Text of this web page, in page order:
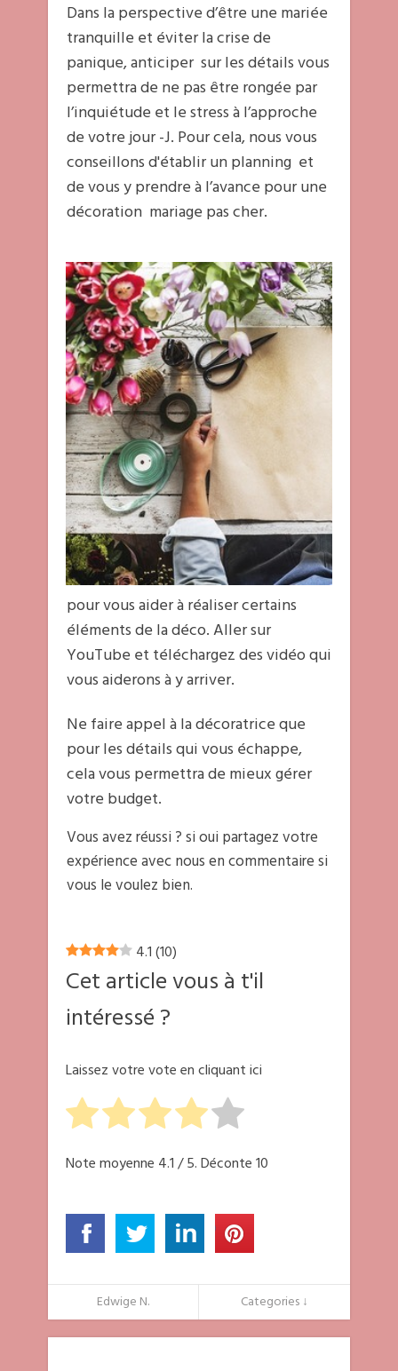
Dans la perspective d’être une mariée
tranquille et éviter la crise de
panique, anticiper sur les détails vous
permettra de ne pas être rongée par
l’inquiétude et le stress à l’approche
de votre jour -J. Pour cela, nous vous
conseillons d'établir un planning et
de vous y prendre à l’avance pour une
décoration mariage pas cher.
Vous pouvez faire appel à certaines
amies ou membre de votre famille
pour vous aider à réaliser certains
éléments de la déco. Aller sur
YouTube et téléchargez des vidéo qui
vous aiderons à y arriver.
Ne faire appel à la décoratrice que
pour les détails qui vous échappe,
cela vous permettra de mieux gérer
votre budget.
Vous avez réussi ? si oui partagez votre
expérience avec nous en commentaire si
vous le voulez bien.
4.1(10)
Cet article vous à t'il
intéressé ?
Laissez votre vote en cliquant ici
Note moyenne 4.1/ 5. Déconte10
Edwige N. Categories ↓